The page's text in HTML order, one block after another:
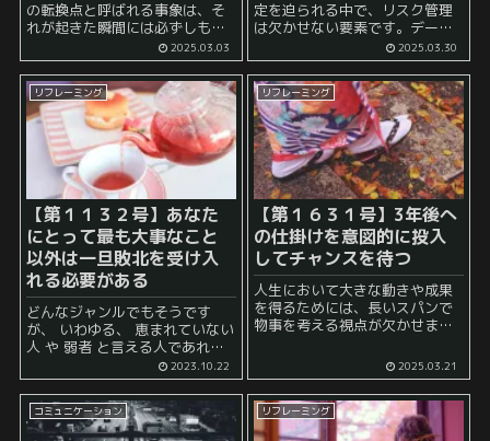
の転換点と呼ばれる事象は、そ
れが起きた瞬間には必ずしも重
大な転換点として認識されませ
ん。 時の流れの中で、その出来
事がもたらす影響が徐々に明ら
かになり、後になって初めてそ
の重要性が評価されることが...
2025.03.03
定を迫られる中で、リスク管理
は欠かせない要素です。データ
分析や市場調査など、論理的ア
プローチが主流である一方で、
占い、特にタロットカードや易
占いといった手法を活用する経
営者も存在します。一見すると
単なる...
2025.03.30
リフレーミング
【第１１３２号】あなた
にとって最も大事なこと
以外は一旦敗北を受け入
れる必要がある
どんなジャンルでもそうです
が、 いわゆる、 恵まれていない
人 や 弱者 と言える人であれば
あります。 時間もあって、お金
もあって、才能もあって……...
2023.10.22
リフレーミング
【第１６３１号】 3年後へ
の仕掛けを意図的に投入
してチャンスを待つ
人生において大きな動きや成果
を得るためには、長いスパンで
物事を考える視点が欠かせませ
はなく、将来を見据えて種をま
き、じっくりと育てていく姿勢
が重要です。特に「3年後への仕
掛けを意図的に投入してチャン
スを...
2025.03.21
コミュニケーション リフレーミング